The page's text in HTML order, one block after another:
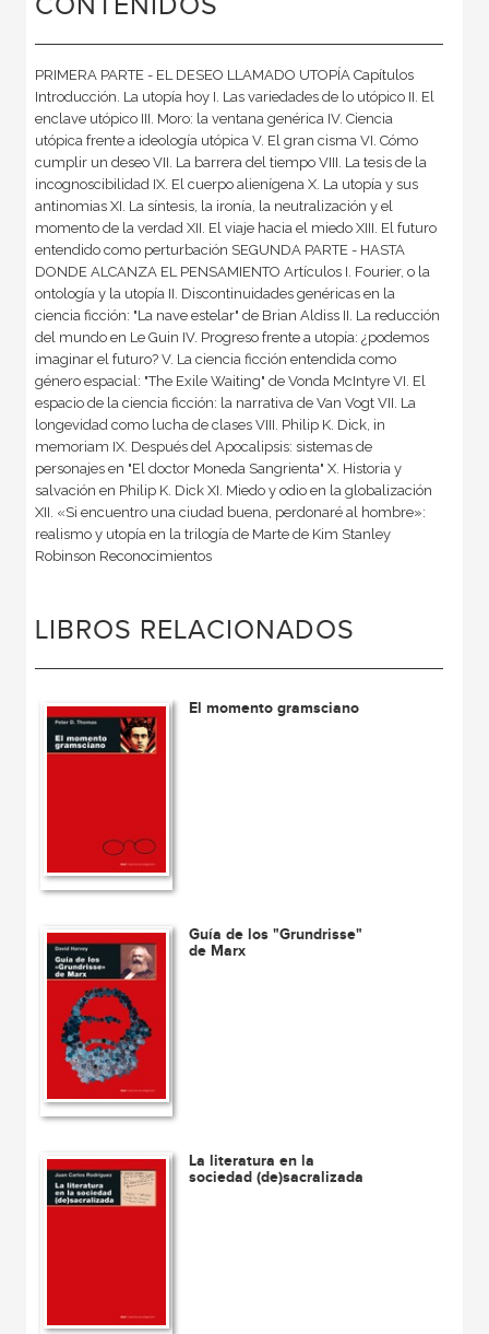
CONTENIDOS
PRIMERA PARTE - EL DESEO LLAMADO UTOPÍA Capítulos
Introducción. La utopía hoy I. Las variedades de lo utópico II. El
enclave utópico III. Moro: la ventana genérica IV. Ciencia
utópica frente a ideología utópica V. El gran cisma VI. Cómo
cumplir un deseo VII. La barrera del tiempo VIII. La tesis de la
incognoscibilidad IX. El cuerpo alienígena X. La utopía y sus
antinomias XI. La síntesis, la ironía, la neutralización y el
momento de la verdad XII. El viaje hacia el miedo XIII. El futuro
entendido como perturbación SEGUNDA PARTE - HASTA
DONDE ALCANZA EL PENSAMIENTO Artículos I. Fourier, o la
ontología y la utopía II. Discontinuidades genéricas en la
ciencia ficción: "La nave estelar" de Brian Aldiss II. La reducción
del mundo en Le Guin IV. Progreso frente a utopía: ¿podemos
imaginar el futuro? V. La ciencia ficción entendida como
género espacial: "The Exile Waiting" de Vonda McIntyre VI. El
espacio de la ciencia ficción: la narrativa de Van Vogt VII. La
longevidad como lucha de clases VIII. Philip K. Dick, in
memoriam IX. Después del Apocalipsis: sistemas de
personajes en "El doctor Moneda Sangrienta" X. Historia y
salvación en Philip K. Dick XI. Miedo y odio en la globalización
XII. «Si encuentro una ciudad buena, perdonaré al hombre»:
realismo y utopía en la trilogía de Marte de Kim Stanley
Robinson Reconocimientos
LIBROS RELACIONADOS
El momento gramsciano
Guía de los "Grundrisse"
de Marx
La literatura en la
sociedad (de)sacralizada